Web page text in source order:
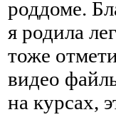
роддоме.
я родила
тоже
видео
на курсах,